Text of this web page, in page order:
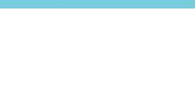
con confianza.